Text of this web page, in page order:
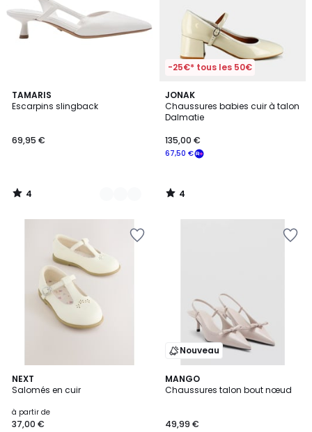
TAMARIS
Escarpins slingback
69,95 €
4
/
2
Couleurs
4
/
-25€* tous les 50€
JONAK
Chaussures babies cuir à talon
Dalmatie
67,50 €
135,00 €
4
/
5
4
/
NEXT
Salomés en cuir
à partir de
37,00 €
3
Couleurs
Nouveau
MANGO
Chaussures talon bout nœud
49,99 €
2
Couleurs